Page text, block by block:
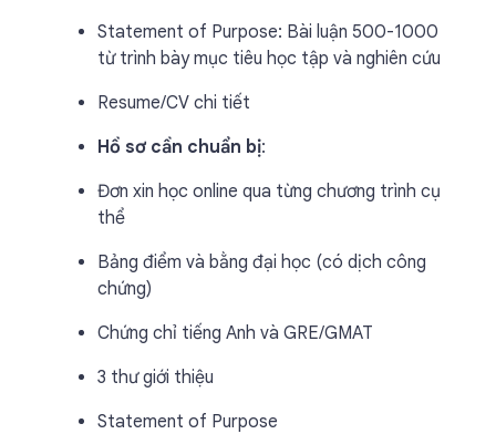
Statement of Purpose: Bài luận 500-1000
từ trình bày mục tiêu học tập và nghiên cứu
Resume/CV chi tiết
Hồ sơ cần chuẩn bị:
Đơn xin học online qua từng chương trình cụ
thể
Bảng điểm và bằng đại học (có dịch công
chứng)
Chứng chỉ tiếng Anh và GRE/GMAT
3 thư giới thiệu
Statement of Purpose